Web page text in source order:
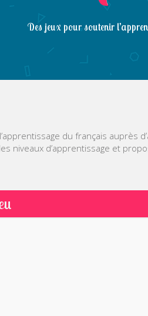
du français auprès
niveaux d’apprentissage et